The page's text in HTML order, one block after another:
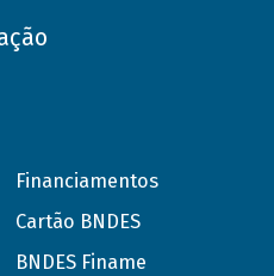
Financiamentos
Cartão BNDES
BNDES Finame